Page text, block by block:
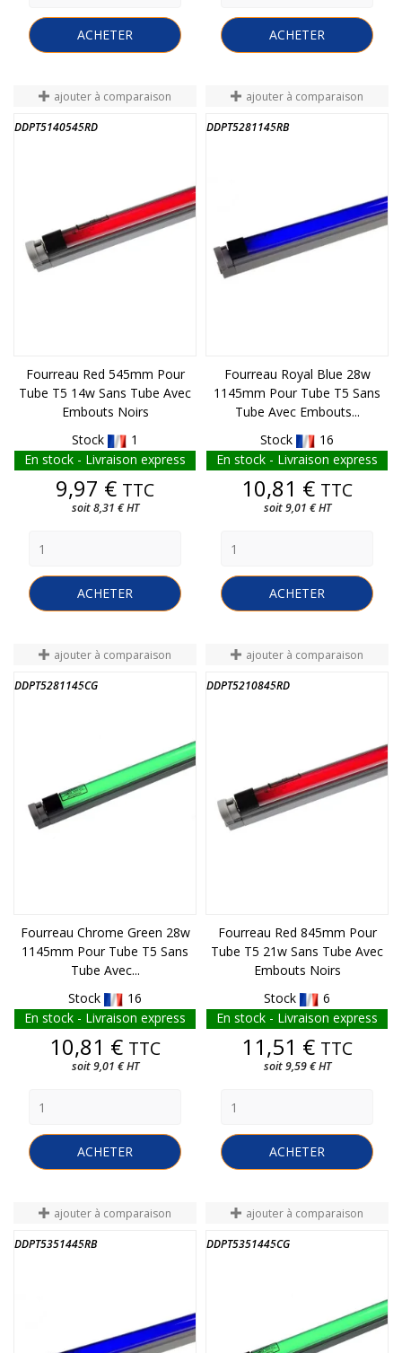
ACHETER ACHETER
ajouter à comparaison
DDPT5140545RD
Fourreau Red 545mm Pour
Tube T5 14w Sans Tube Avec
Embouts Noirs
Stock
1
En stock - Livraison express
Prix
9,97 € TTC
soit 8,31 € HT
ACHETER
ajouter à comparaison
DDPT5281145RB
Fourreau Royal Blue 28w
1145mm Pour Tube T5 Sans
Tube Avec Embouts...
Stock
16
En stock - Livraison express
Prix
10,81 € TTC
soit 9,01 € HT
ACHETER
ajouter à comparaison
DDPT5281145CG
Fourreau Chrome Green 28w
1145mm Pour Tube T5 Sans
Tube Avec...
Stock
16
En stock - Livraison express
Prix
10,81 € TTC
soit 9,01 € HT
ACHETER
ajouter à comparaison
DDPT5210845RD
Fourreau Red 845mm Pour
Tube T5 21w Sans Tube Avec
Embouts Noirs
Stock
6
En stock - Livraison express
Prix
11,51 € TTC
soit 9,59 € HT
ACHETER
ajouter à comparaison
DDPT5351445RB
ajouter à comparaison
DDPT5351445CG